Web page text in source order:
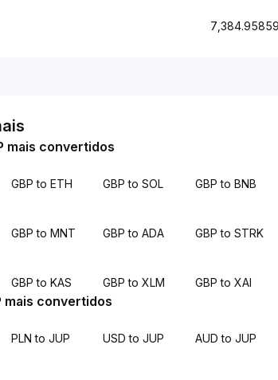
mais convertidos
GBP to ETH GBP to SOL GBP to BNB
GBP to MNT GBP to ADA GBP to STRK
GBP to KAS GBP to XLM GBP to XAI
mais convertidos
PLN to JUP USD to JUP AUD to JUP